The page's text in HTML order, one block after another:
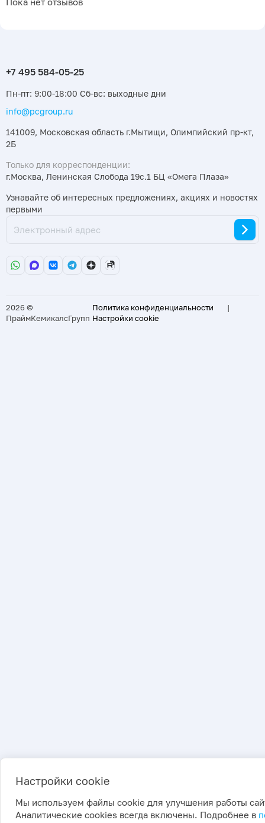
Пока нет отзывов
Пн-пт: 9:00-18:00 Сб-вс: выходные дни
info@pcgroup.ru
141009, Московская область г.Мытищи, Олимпийский пр-кт,
2Б
Только для корреспонденции:
г.Москва, Ленинская Слобода 19с.1 БЦ «Омега Плаза»
Узнавайте об интересных предложениях, акциях и новостях
первыми
2026 ©
ПраймКемикалсГрупп
Политика конфиденциальности
|
Настройки cookie
Настройки cookie
Мы используем файлы cookie для улучшения работы
Аналитические cookies всегда включены. Подробнее в